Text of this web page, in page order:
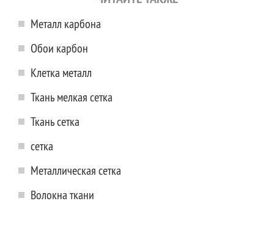
Металл карбона
Обои карбон
Клетка металл
Ткань мелкая сетка
Ткань сетка
сетка
Металлическая сетка
Волокна ткани